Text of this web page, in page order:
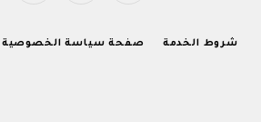
شروط الخدمة صفحة سياسة الخصوصية